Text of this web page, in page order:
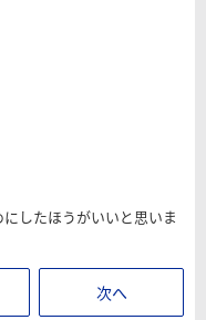
したほうがいいと思いま
次へ